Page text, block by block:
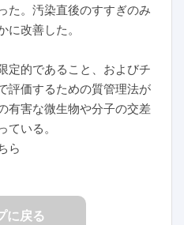
た。汚染直後のすすぎのみ
改善した。
定的であること、およびチ
評価するための質管理法が
有害な微生物や分子の交差
いる。
ら
に戻る